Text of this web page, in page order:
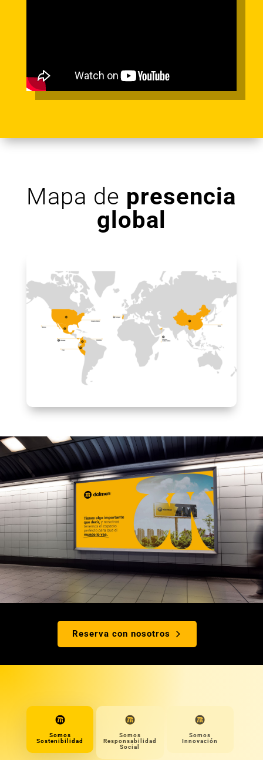
Mapa de presencia
global
Reserva con nosotros
Somos
Sostenibilidad
Somos
Responsabilidad
Social
Somos
Innovación